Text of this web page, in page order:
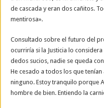
de cascada y eran dos cañitos.
mentirosa».
Consultado sobre el futuro del
ocurriría si la Justicia lo
dedos sucios, nadie se queda
He cesado a todos los que
ninguno. Estoy tranquilo porque
hombre de bien. Entiendo la